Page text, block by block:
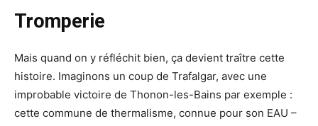
Tromperie
Mais quand on y réfléchit bien, ça devient traître cette
histoire. Imaginons un coup de Trafalgar, avec une
improbable victoire de Thonon-les-Bains par exemple :
cette commune de thermalisme, connue pour son EAU –